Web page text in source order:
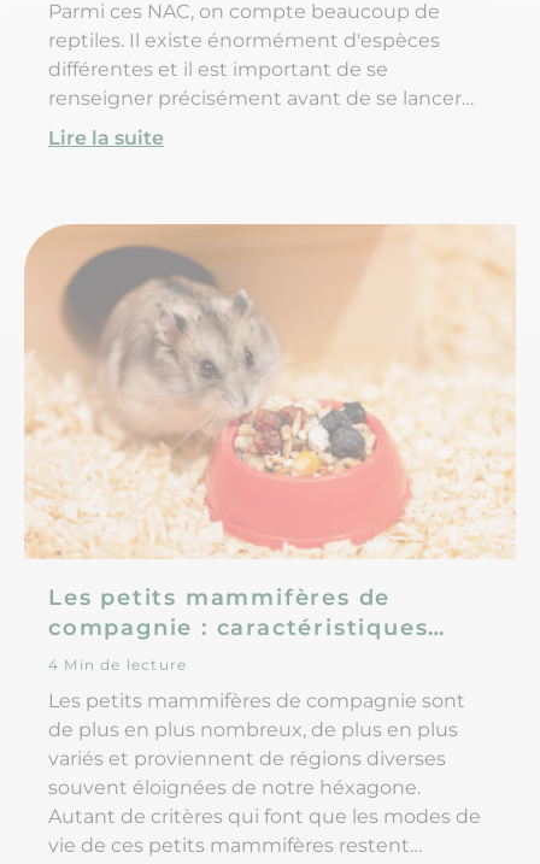
Parmi ces NAC, on compte beaucoup de
reptiles. Il existe énormément d'espèces
différentes et il est important de se
renseigner précisément avant de se lancer
dans l'acquisition d'un de ces animaux. Nous
Lire la suite
Les petits mammifères de
compagnie : caractéristiques
spécifiques
4 Min de lecture
Les petits mammifères de compagnie sont
de plus en plus nombreux, de plus en plus
variés et proviennent de régions diverses
souvent éloignées de notre héxagone.
Autant de critères qui font que les modes de
vie de ces petits mammifères restent